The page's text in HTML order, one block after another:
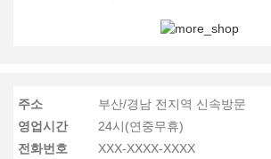
주소
부산/경남 전지역 신속방문
영업시간
24시(연중무휴)
전화번호
XXX-XXXX-XXXX